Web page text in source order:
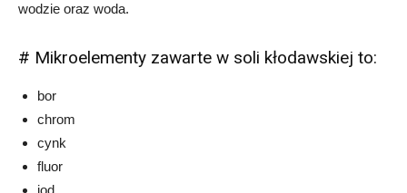
wodzie oraz woda.
# Mikroelementy zawarte w soli kłodawskiej to:
bor
chrom
cynk
fluor
jod